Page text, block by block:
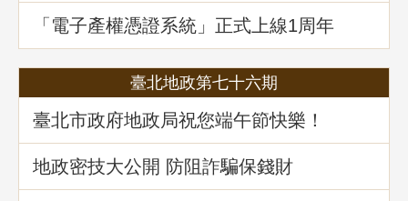
「電子產權憑證系統」正式上線1周年
臺北地政第七十六期
臺北市政府地政局祝您端午節快樂！
地政密技大公開 防阻詐騙保錢財